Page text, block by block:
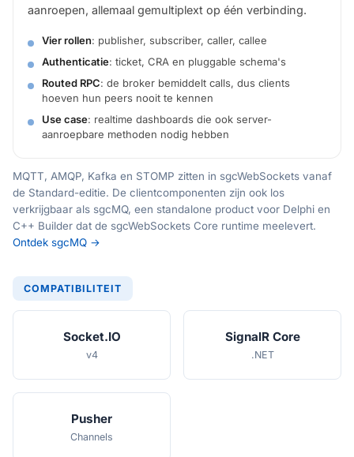
aanroepen, allemaal gemultiplext op één verbinding.
Vier rollen: publisher, subscriber, caller, callee
Authenticatie: ticket, CRA en pluggable schema's
Routed RPC: de broker bemiddelt calls, dus clients
hoeven hun peers nooit te kennen
Use case: realtime dashboards die ook server-
aanroepbare methoden nodig hebben
MQTT, AMQP, Kafka en STOMP zitten in sgcWebSockets vanaf
de Standard-editie. De clientcomponenten zijn ook los
verkrijgbaar als sgcMQ, een standalone product voor Delphi en
C++ Builder dat de sgcWebSockets Core runtime meelevert.
Ontdek sgcMQ →
COMPATIBILITEIT
Socket.IO
v4
SignalR Core
.NET
Pusher
Channels